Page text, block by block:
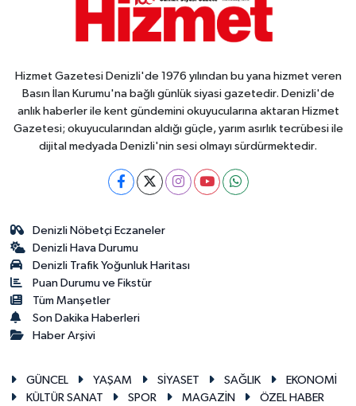
Hizmet Gazetesi Denizli'de 1976 yılından bu yana hizmet veren
Basın İlan Kurumu'na bağlı günlük siyasi gazetedir. Denizli'de
anlık haberler ile kent gündemini okuyucularına aktaran Hizmet
Gazetesi; okuyucularından aldığı güçle, yarım asırlık tecrübesi ile
dijital medyada Denizli'nin sesi olmayı sürdürmektedir.
Denizli Nöbetçi Eczaneler
Denizli Hava Durumu
Denizli Trafik Yoğunluk Haritası
Puan Durumu ve Fikstür
Tüm Manşetler
Son Dakika Haberleri
Haber Arşivi
GÜNCEL YAŞAM SİYASET SAĞLIK
EKONOMİ
KÜLTÜR SANAT
SPOR MAGAZİN ÖZEL HABER